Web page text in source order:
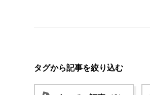
タグから記事を絞り込む